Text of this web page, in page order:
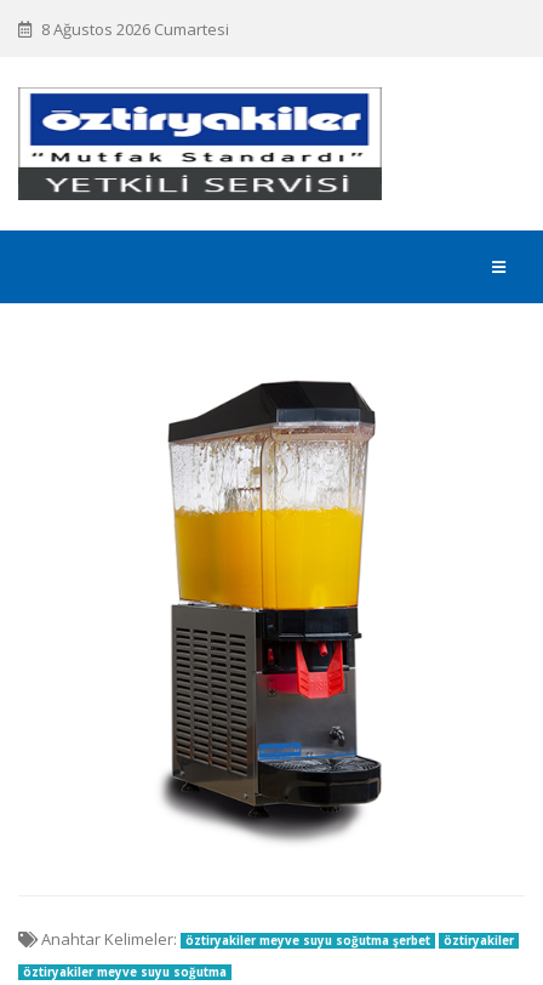
8 Ağustos 2026 Cumartesi
Anahtar Kelimeler: öztiryakiler meyve suyu soğutma şerbet
öztiryakiler
öztiryakiler meyve suyu soğutma